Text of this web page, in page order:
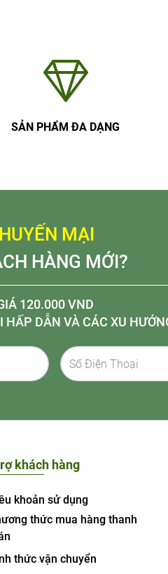
SẢN PHẨM ĐA DẠNG
MẠI
HÀNG MỚI?
120.000 VND
DẪN VÀ CÁC XU
khách hàng
khoản sử dụng
thức mua hàng thanh
thức vận chuyển